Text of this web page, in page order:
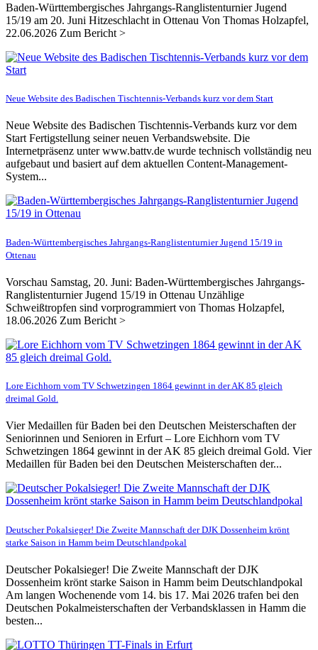
Baden-Württembergisches Jahrgangs-Ranglistenturnier Jugend
15/19 am 20. Juni Hitzeschlacht in Ottenau Von Thomas Holzapfel,
22.06.2026 Zum Bericht >
Neue Website des Badischen Tischtennis-Verbands kurz vor dem Start
Neue Website des Badischen Tischtennis-Verbands kurz vor dem
Start Fertigstellung seiner neuen Verbandswebsite. Die
Internetpräsenz unter www.battv.de wurde technisch vollständig neu
aufgebaut und basiert auf dem aktuellen Content-Management-
System...
Baden-Württembergisches Jahrgangs-Ranglistenturnier Jugend 15/19 in
Ottenau
Vorschau Samstag, 20. Juni: Baden-Württembergisches Jahrgangs-
Ranglistenturnier Jugend 15/19 in Ottenau Unzählige
Schweißtropfen sind vorprogrammiert von Thomas Holzapfel,
18.06.2026 Zum Bericht >
Lore Eichhorn vom TV Schwetzingen 1864 gewinnt in der AK 85 gleich
dreimal Gold.
Vier Medaillen für Baden bei den Deutschen Meisterschaften der
Seniorinnen und Senioren in Erfurt – Lore Eichhorn vom TV
Schwetzingen 1864 gewinnt in der AK 85 gleich dreimal Gold. Vier
Medaillen für Baden bei den Deutschen Meisterschaften der...
Deutscher Pokalsieger! Die Zweite Mannschaft der DJK Dossenheim krönt
starke Saison in Hamm beim Deutschlandpokal
Deutscher Pokalsieger! Die Zweite Mannschaft der DJK
Dossenheim krönt starke Saison in Hamm beim Deutschlandpokal
Am langen Wochenende vom 14. bis 17. Mai 2026 trafen bei den
Deutschen Pokalmeisterschaften der Verbandsklassen in Hamm die
besten...